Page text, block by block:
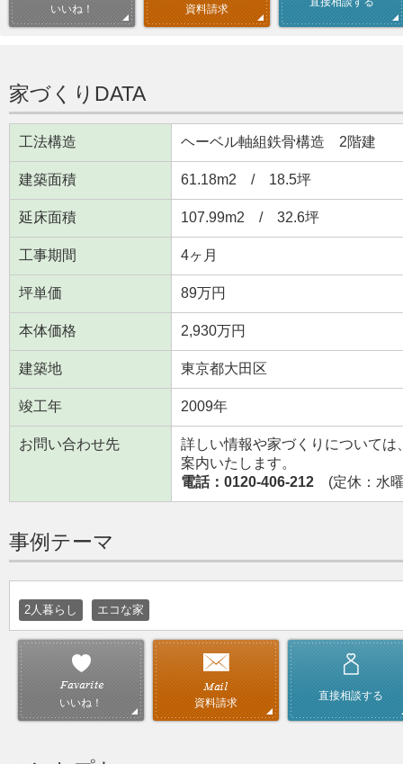
いいね！ 資料請求
家づくりDATA
工法構造 ヘーベル軸組鉄骨構造 2階建
建築面積 61.18m2 / 18.5坪
延床面積 107.99m2 / 32.6坪
工事期間 4ヶ月
坪単価 89万円
本体価格 2,930万円
建築地 東京都大田区
竣工年 2009年
お問い合わせ先
詳しい情報や家づくりについて
案内いたします。
電話：0120-406-212 (定休：水
事例テーマ
2人暮らし エコな家
いいね！ 資料請求
直接相談する